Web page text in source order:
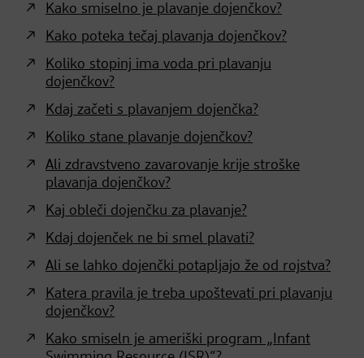
Kako smiselno je plavanje dojenčkov?
Kako poteka tečaj plavanja dojenčkov?
Koliko stopinj ima voda pri plavanju
dojenčkov?
Kdaj začeti s plavanjem dojenčka?
Koliko stane plavanje dojenčkov?
Ali zdravstveno zavarovanje krije stroške
plavanja dojenčkov?
Kaj obleči dojenčku za plavanje?
Kdaj dojenček ne bi smel plavati?
Ali se lahko dojenčki potapljajo že od rojstva?
Katera pravila je treba upoštevati pri plavanju
dojenčkov?
Kako smiseln je ameriški program „Infant